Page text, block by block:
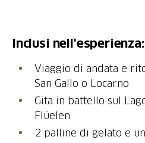
Inclusi nell'esperienza:
Viaggio di andata e
San Gallo o Locarno
Gita in battello sul
Flüelen
2 palline di gelato e